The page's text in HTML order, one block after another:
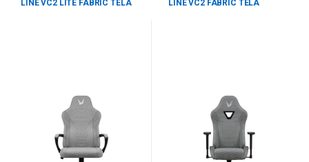
LINE VC2 LITE FABRIC TELA
LINE VC2 FABRIC TELA